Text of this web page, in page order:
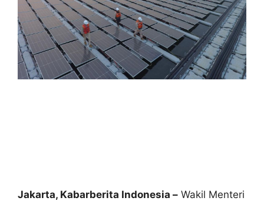
Jakarta, Kabarberita Indonesia – Wakil Menteri